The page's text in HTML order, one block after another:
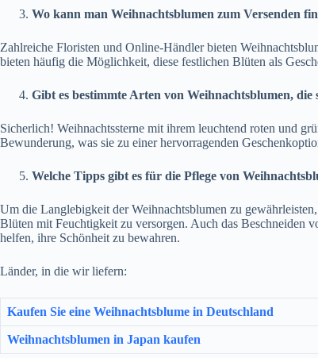
Wo kann man Weihnachtsblumen zum Versenden
Zahlreiche Floristen und Online-Händler bieten
bieten häufig die Möglichkeit, diese festlichen Blüten als
Gibt es bestimmte Arten von Weihnachtsblumen, die
Sicherlich! Weihnachtssterne mit ihrem leuchtend roten und
Bewunderung, was sie zu einer hervorragenden
Welche Tipps gibt es für die Pflege von
Um die Langlebigkeit der Weihnachtsblumen zu
Blüten mit Feuchtigkeit zu versorgen. Auch das Beschneiden
helfen, ihre Schönheit zu bewahren.
Länder, in die wir liefern:
Kaufen Sie eine Weihnachtsblume in Deutschland
Weihnachtsblumen in Japan kaufen